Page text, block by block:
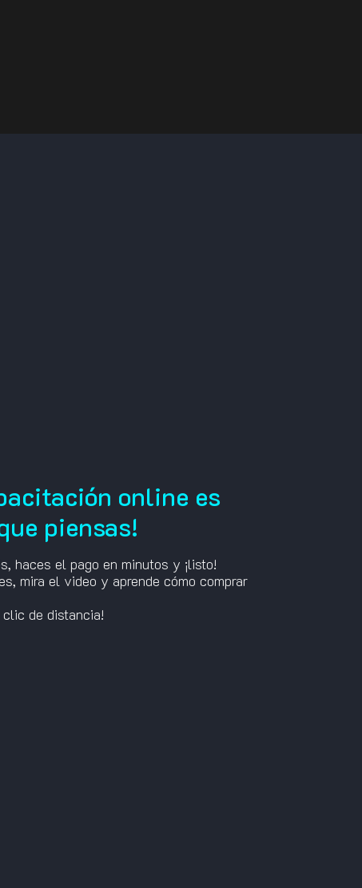
online es
piensas!
haces el pago en minutos y ¡listo!
mira el video y aprende cómo comprar
de distancia!